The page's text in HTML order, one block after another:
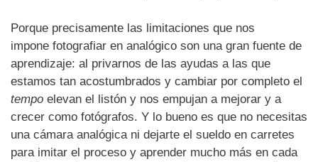
Porque precisamente las limitaciones que nos
impone fotografiar en analógico son una gran fuente de
aprendizaje: al privarnos de las ayudas a las que
estamos tan acostumbrados y cambiar por completo el
tempo elevan el listón y nos empujan a mejorar y a
crecer como fotógrafos. Y lo bueno es que no necesitas
una cámara analógica ni dejarte el sueldo en carretes
para imitar el proceso y aprender mucho más en cada